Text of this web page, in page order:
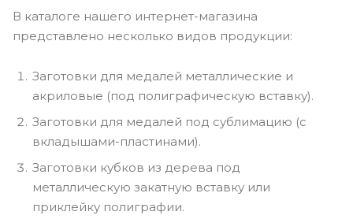
В каталоге нашего интернет-магазина
представлено несколько видов продукции:
Заготовки для медалей металлические и
акриловые (под полиграфическую вставку).
Заготовки для медалей под сублимацию (с
вкладышами-пластинами).
Заготовки кубков из дерева под
металлическую закатную вставку или
приклейку полиграфии.